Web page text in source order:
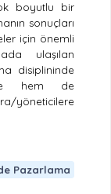
boyutlu bir
sonuçları
için önemli
ulaşılan
disiplininde
hem de
yöneticilere
Pazarlama